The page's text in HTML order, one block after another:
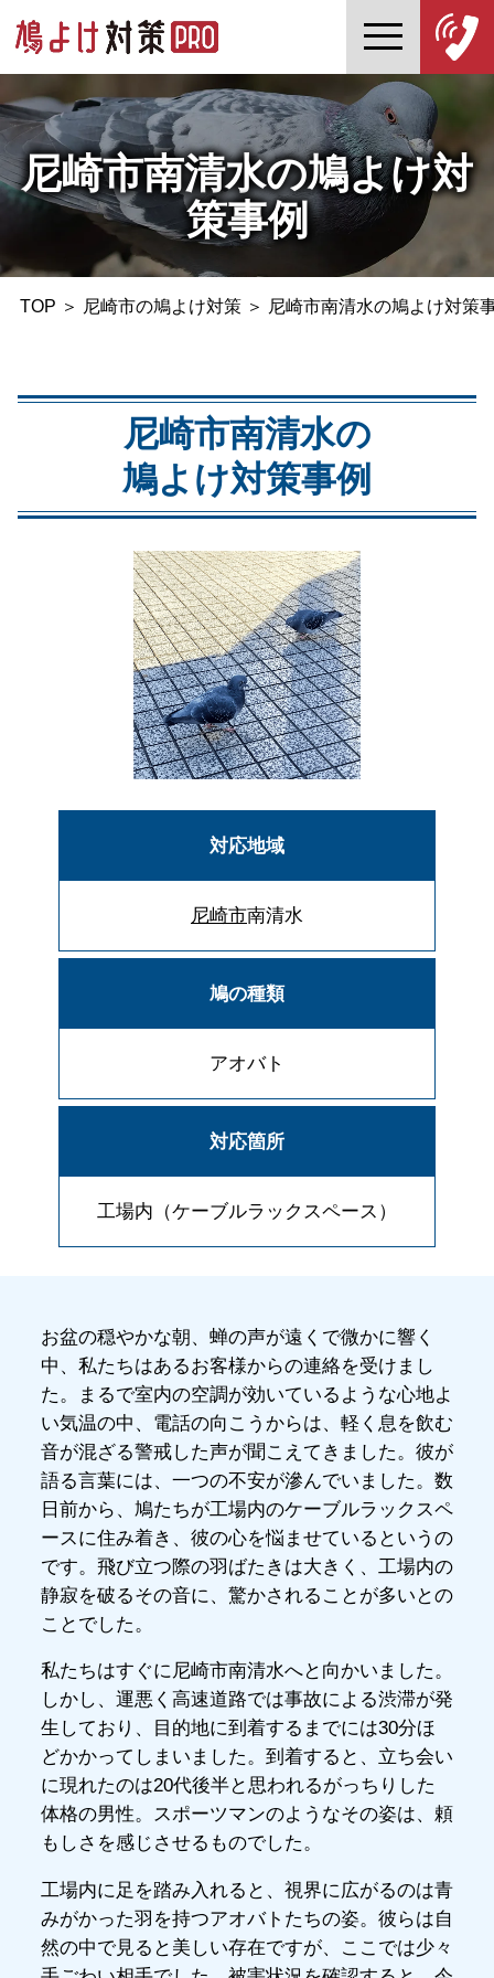
尼崎市南清水の鳩よけ対
策事例
TOP ＞ 尼崎市の鳩よけ対策＞ 尼崎市南清水の鳩よけ対策
尼崎市南清水の
鳩よけ対策事例
対応地域
尼崎市南清水
鳩の種類
アオバト
対応箇所
工場内（ケーブルラックスペース）
お盆の穏やかな朝、蝉の声が遠くで微かに響く
中、私たちはあるお客様からの連絡を受けまし
た。まるで室内の空調が効いているような心地よ
い気温の中、電話の向こうからは、軽く息を飲む
音が混ざる警戒した声が聞こえてきました。彼が
語る言葉には、一つの不安が滲んでいました。数
日前から、鳩たちが工場内のケーブルラックスペ
ースに住み着き、彼の心を悩ませているというの
です。飛び立つ際の羽ばたきは大きく、工場内の
静寂を破るその音に、驚かされることが多いとの
ことでした。
私たちはすぐに尼崎市南清水へと向かいました。
しかし、運悪く高速道路では事故による渋滞が発
生しており、目的地に到着するまでには30分ほ
どかかってしまいました。到着すると、立ち会い
に現れたのは20代後半と思われるがっちりした
体格の男性。スポーツマンのようなその姿は、頼
もしさを感じさせるものでした。
工場内に足を踏み入れると、視界に広がるのは青
みがかった羽を持つアオバトたちの姿。彼らは自
然の中で見ると美しい存在ですが、ここでは少々